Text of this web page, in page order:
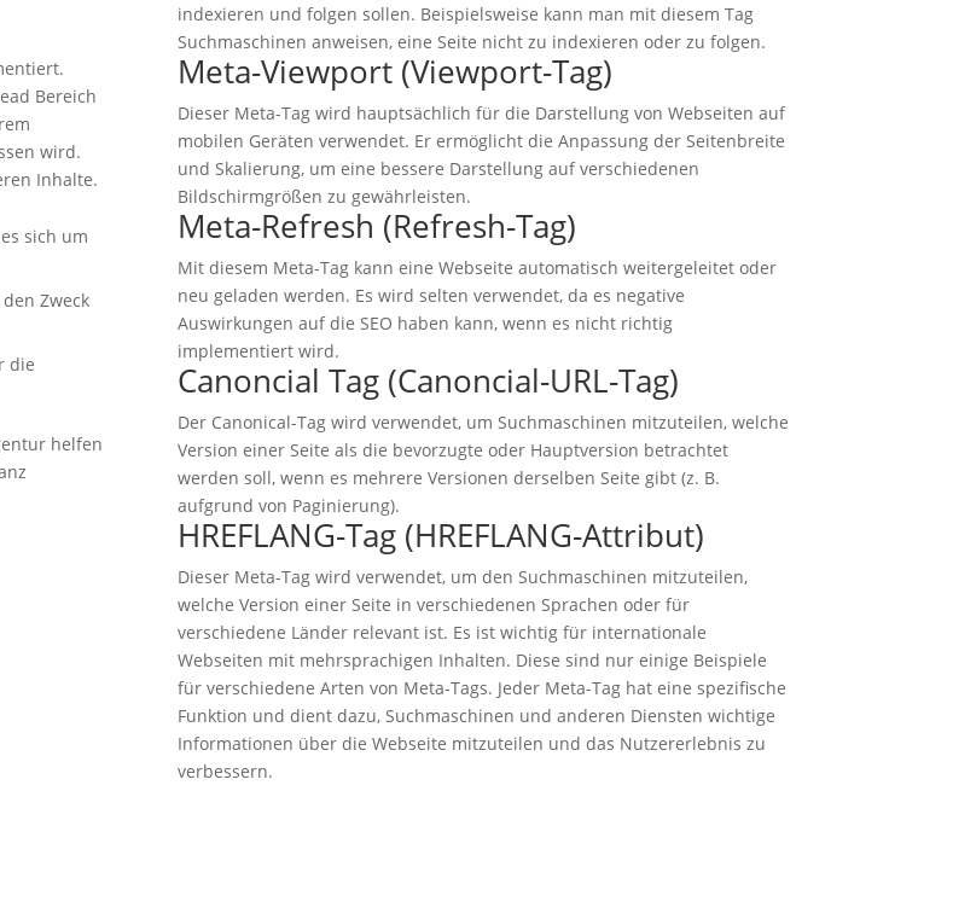
Bereich
wird.
Inhalte.
sich um
Zweck
die
helfen
indexieren und folgen sollen. Beispielsweise kann man mit diesem Tag
Suchmaschinen anweisen, eine Seite nicht zu indexieren oder zu folgen.
Meta-Viewport (Viewport-Tag)
Dieser Meta-Tag wird hauptsächlich für die Darstellung von Webseiten auf
mobilen Geräten verwendet. Er ermöglicht die Anpassung der Seitenbreite
und Skalierung, um eine bessere Darstellung auf verschiedenen
Bildschirmgrößen zu gewährleisten.
Meta-Refresh (Refresh-Tag)
Mit diesem Meta-Tag kann eine Webseite automatisch weitergeleitet oder
neu geladen werden. Es wird selten verwendet, da es negative
Auswirkungen auf die SEO haben kann, wenn es nicht richtig
implementiert wird.
Canoncial Tag (Canoncial-URL-Tag)
Der Canonical-Tag wird verwendet, um Suchmaschinen mitzuteilen, welche
Version einer Seite als die bevorzugte oder Hauptversion betrachtet
werden soll, wenn es mehrere Versionen derselben Seite gibt (z. B.
aufgrund von Paginierung).
HREFLANG-Tag (HREFLANG-Attribut)
Dieser Meta-Tag wird verwendet, um den Suchmaschinen mitzuteilen,
welche Version einer Seite in verschiedenen Sprachen oder für
verschiedene Länder relevant ist. Es ist wichtig für internationale
Webseiten mit mehrsprachigen Inhalten. Diese sind nur einige Beispiele
für verschiedene Arten von Meta-Tags. Jeder Meta-Tag hat eine spezifische
Funktion und dient dazu, Suchmaschinen und anderen Diensten wichtige
Informationen über die Webseite mitzuteilen und das Nutzererlebnis zu
verbessern.